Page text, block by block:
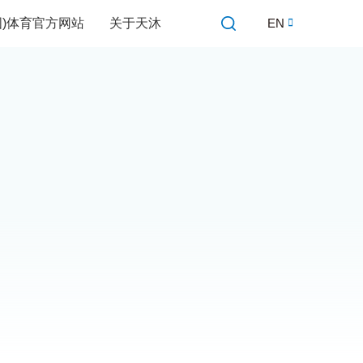
体育官方网站 关于天沐 EN